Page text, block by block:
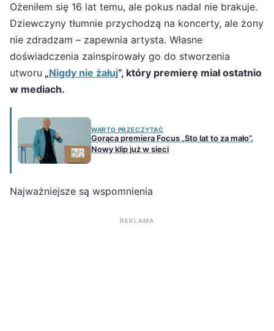
Ożeniłem się 16 lat temu, ale pokus nadal nie brakuje.
Dziewczyny tłumnie przychodzą na koncerty, ale żony
nie zdradzam – zapewnia artysta. Własne
doświadczenia zainspirowały go do stworzenia
utworu „Nigdy nie żałuj”, który premierę miał ostatnio
w mediach.
WARTO PRZECZYTAĆ
Gorąca premiera Focus „Sto lat to za mało”.
Nowy klip już w sieci
Najważniejsze są wspomnienia
REKLAMA